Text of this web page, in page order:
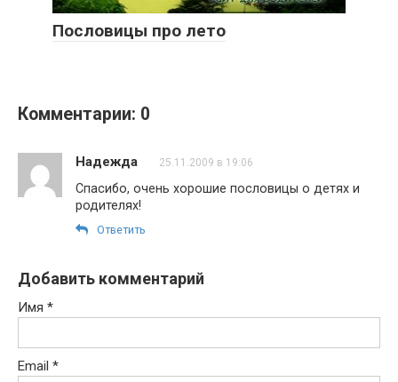
Пословицы про лето
Комментарии: 0
Надежда 25.11.2009 в 19:06
Спасибо, очень хорошие пословицы о детях и
родителях!
Ответить
Добавить комментарий
Имя *
Email *